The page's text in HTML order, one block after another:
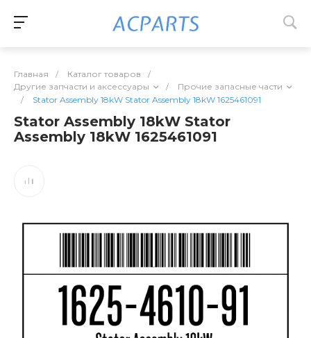
Главная / Каталог товаров
/
Другие запчасти и аксессуары
/
Прочие запасные части
/
Stator Assembly 18kW Stator Assembly 18kW 1625461091
Stator Assembly 18kW Stator
Assembly 18kW 1625461091